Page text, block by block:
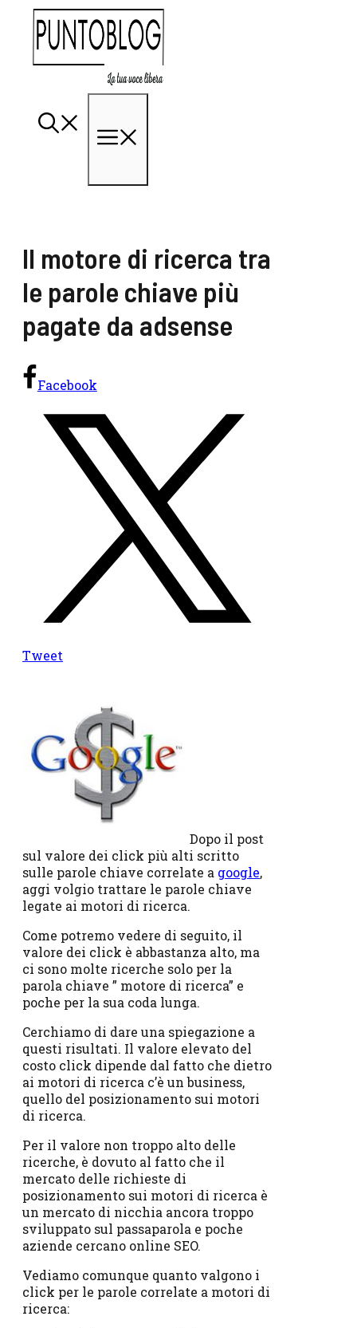
contenuto
Il motore di ricerca tra
le parole chiave più
pagate da adsense
Facebook
Tweet
Dopo il post
sul valore dei click più alti scritto
sulle parole chiave correlate a google,
aggi volgio trattare le parole chiave
legate ai motori di ricerca.
Come potremo vedere di seguito, il
valore dei click è abbastanza alto, ma
ci sono molte ricerche solo per la
parola chiave ” motore di ricerca” e
poche per la sua coda lunga.
Cerchiamo di dare una spiegazione a
questi risultati. Il valore elevato del
costo click dipende dal fatto che dietro
ai motori di ricerca c’è un business,
quello del posizionamento sui motori
di ricerca.
Per il valore non troppo alto delle
ricerche, è dovuto al fatto che il
mercato delle richieste di
posizionamento sui motori di ricerca è
un mercato di nicchia ancora troppo
sviluppato sul passaparola e poche
aziende cercano online SEO.
Vediamo comunque quanto valgono i
click per le parole correlate a motori di
ricerca: